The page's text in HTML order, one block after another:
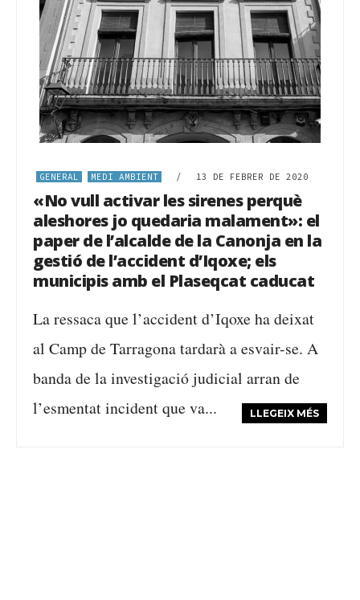
GENERAL MEDI AMBIENT / 13 DE FEBRER DE 2020
«No vull activar les sirenes perquè
aleshores jo quedaria malament»: el
paper de l’alcalde de la Canonja en la
gestió de l’accident d’Iqoxe; els
municipis amb el Plaseqcat caducat
La ressaca que l’accident d’Iqoxe ha deixat
al Camp de Tarragona tardarà a esvair-se. A
banda de la investigació judicial arran de
l’esmentat incident que va...
LLEGEIX MÉS